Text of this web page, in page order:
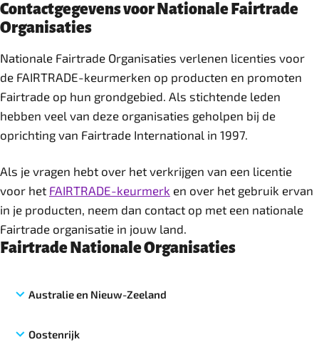
Contactgegevens voor Nationale Fairtrade
Organisaties
Nationale Fairtrade Organisaties verlenen licenties voor
de FAIRTRADE-keurmerken op producten en promoten
Fairtrade op hun grondgebied. Als stichtende leden
hebben veel van deze organisaties geholpen bij de
oprichting van Fairtrade International in 1997.
Als je vragen hebt over het verkrijgen van een licentie
voor het FAIRTRADE-keurmerk en over het gebruik ervan
in je producten, neem dan contact op met een nationale
Fairtrade organisatie in jouw land.
Fairtrade Nationale Organisaties
Australie en Nieuw-Zeeland
Oostenrijk